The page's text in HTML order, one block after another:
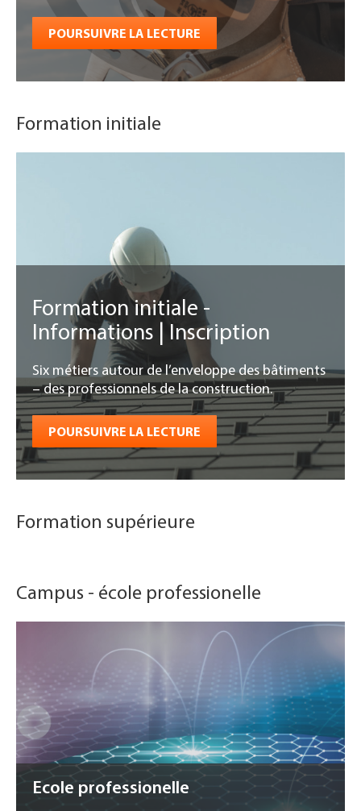
POURSUIVRE LA LECTURE
Formation initiale
Formation initiale -
Informations | Inscription
Six métiers autour de l’enveloppe des bâtiments
– des professionnels de la construction.
POURSUIVRE LA LECTURE
Formation supérieure
Campus - école professionelle
Ecole professionelle